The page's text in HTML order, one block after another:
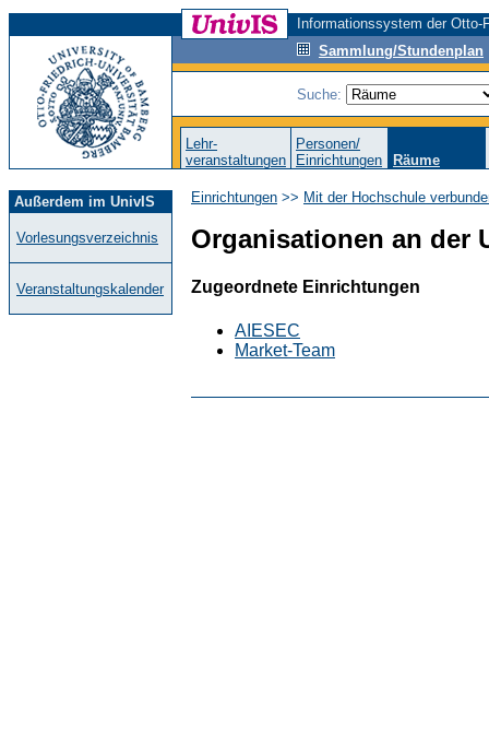
Informationssystem der
Sammlung/Stundenplan
Suche:
Lehr-
veranstaltungen
Personen/
Einrichtungen
Räume
Außerdem im UnivIS
Vorlesungsverzeichnis
Veranstaltungskalender
Einrichtungen >> Mit der Hochschule
Organisationen an der
Zugeordnete Einrichtungen
AIESEC
Market-Team